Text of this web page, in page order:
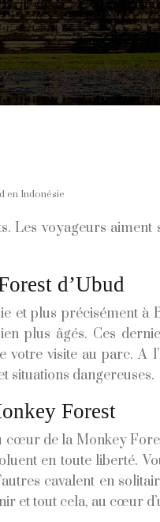
en Indonésie
Les voyageurs
d’Ubud
et plus précisément
plus âgés. Ces
visite au parc. A
situations dangereuses.
Forest
cœur de la Monkey
en toute liberté.
cavalent en
et tout cela, au cœur